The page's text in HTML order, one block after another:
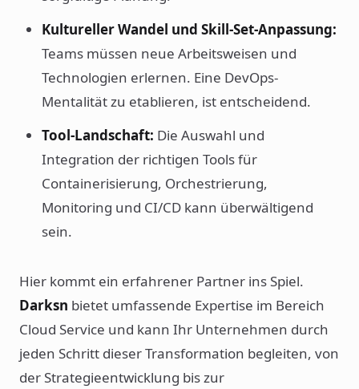
Kultureller Wandel und Skill-Set-Anpassung:
Teams müssen neue Arbeitsweisen und
Technologien erlernen. Eine DevOps-
Mentalität zu etablieren, ist entscheidend.
Tool-Landschaft: Die Auswahl und
Integration der richtigen Tools für
Containerisierung, Orchestrierung,
Monitoring und CI/CD kann überwältigend
sein.
Hier kommt ein erfahrener Partner ins Spiel.
Darksn bietet umfassende Expertise im Bereich
Cloud Service und kann Ihr Unternehmen durch
jeden Schritt dieser Transformation begleiten, von
der Strategieentwicklung bis zur